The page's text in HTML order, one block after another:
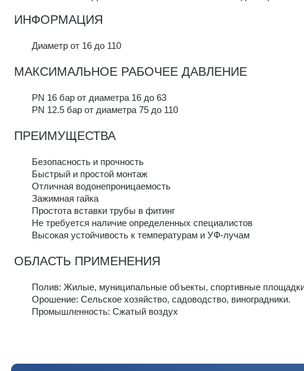
ИНФОРМАЦИЯ
Диаметр от 16 до 110
МАКСИМАЛЬНОЕ РАБОЧЕЕ ДАВЛЕНИЕ
PN 16 бар от диаметра 16 до 63
PN 12.5 бар от диаметра 75 до 110
ПРЕИМУЩЕСТВА
Безопасность и прочность
Быстрый и простой монтаж
Отличная водонепроницаемость
Зажимная гайка
Простота вставки трубы в фитинг
Не требуется наличие определенных специалистов
Высокая устойчивость к температурам и УФ-лучам
ОБЛАСТЬ ПРИМЕНЕНИЯ
Полив: Жилые, муниципальные объекты, спортивные
Орошение: Сельское хозяйство, садоводство, виноградники.
Промышленность: Сжатый воздух